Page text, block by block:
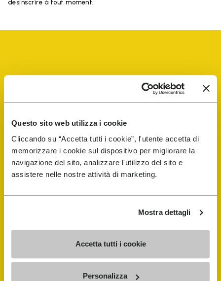
Questo sito web utilizza i cookie
Cliccando su “Accetta tutti i cookie”, l'utente accetta di
memorizzare i cookie sul dispositivo per migliorare la
navigazione del sito, analizzare l'utilizzo del sito e
assistere nelle nostre attività di marketing.
Mostra dettagli
Accetta tutti i cookie
Personalizza
désinscrire à tout moment.
FiveFingers Guide
E-SHOP